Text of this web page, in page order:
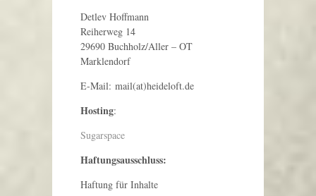
Detlev Hoffmann
Reiherweg 14
29690 Buchholz/Aller – OT
Marklendorf
E-Mail: mail(at)heideloft.de
Hosting:
Sugarspace
Haftungsausschluss:
Haftung für Inhalte